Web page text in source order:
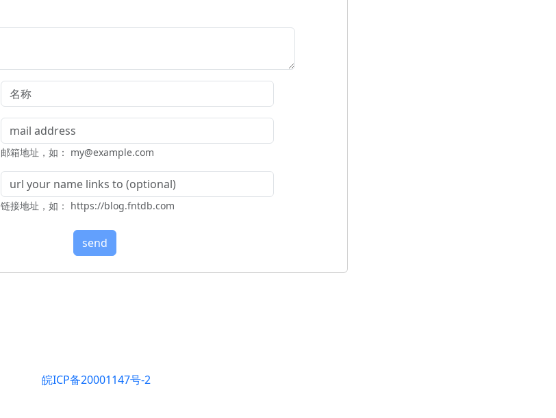
邮箱地址，如： my@example.com
链接地址，如： https://blog.fntdb.com
皖ICP备20001147号-2